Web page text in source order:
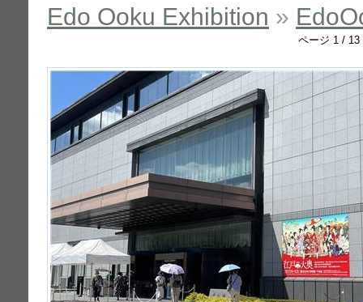
Edo Ooku Exhibition »
ページ 1 / 13